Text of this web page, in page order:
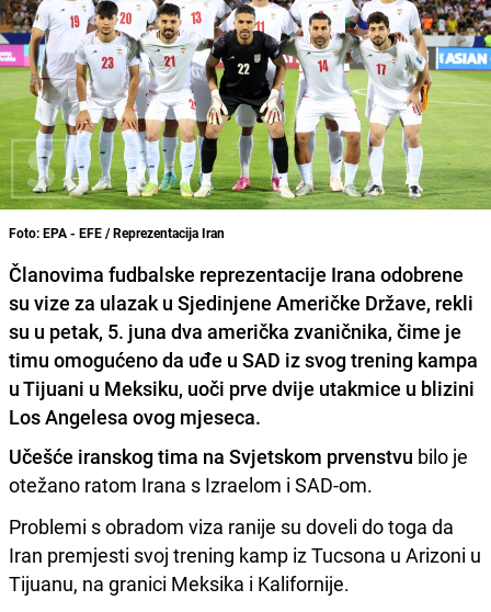
Foto: EPA - EFE / Reprezentacija Iran
Članovima fudbalske reprezentacije Irana odobrene
su vize za ulazak u Sjedinjene Američke Države, rekli
su u petak, 5. juna dva američka zvaničnika, čime je
timu omogućeno da uđe u SAD iz svog trening kampa
u Tijuani u Meksiku, uoči prve dvije utakmice u blizini
Los Angelesa ovog mjeseca.
Učešće iranskog tima na Svjetskom prvenstvu bilo je
otežano ratom Irana s Izraelom i SAD-om.
Problemi s obradom viza ranije su doveli do toga da
Iran premjesti svoj trening kamp iz Tucsona u Arizoni u
Tijuanu, na granici Meksika i Kalifornije.